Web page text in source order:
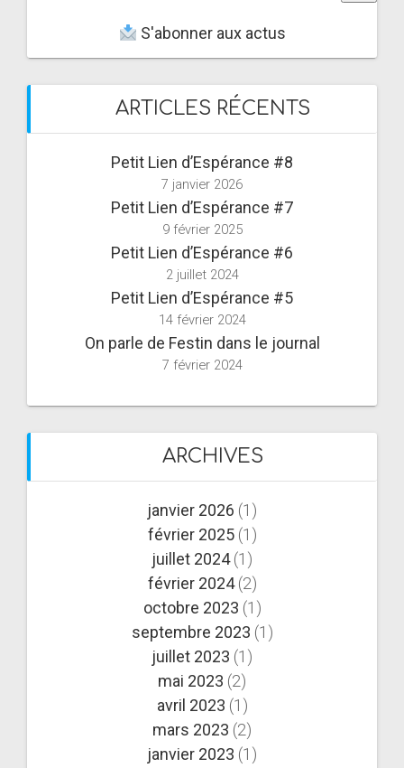
S'abonner aux actus
ARTICLES RÉCENTS
Petit Lien d’Espérance #8
7 janvier 2026
Petit Lien d’Espérance #7
9 février 2025
Petit Lien d’Espérance #6
2 juillet 2024
Petit Lien d’Espérance #5
14 février 2024
On parle de Festin dans le journal
7 février 2024
ARCHIVES
janvier 2026 (1)
février 2025(1)
juillet 2024(1)
février 2024(2)
octobre 2023 (1)
septembre 2023 (1)
juillet 2023 (1)
mai 2023 (2)
avril 2023 (1)
mars 2023 (2)
janvier 2023 (1)